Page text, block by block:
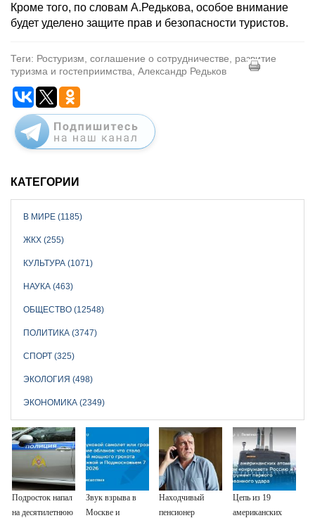
Кроме того, по словам А.Редькова, особое внимание
будет уделено защите прав и безопасности туристов.
Теги: Ростуризм, соглашение о сотрудничестве, развитие
туризма и гостеприимства, Александр Редьков
КАТЕГОРИИ
В МИРЕ (1185)
ЖКХ (255)
КУЛЬТУРА (1071)
НАУКА (463)
ОБЩЕСТВО (12548)
ПОЛИТИКА (3747)
СПОРТ (325)
ЭКОЛОГИЯ (498)
ЭКОНОМИКА (2349)
Подросток напал
на десятилетнюю
Звук взрыва в
Москве и
Находчивый
пенсионер
Цепь из 19
американских